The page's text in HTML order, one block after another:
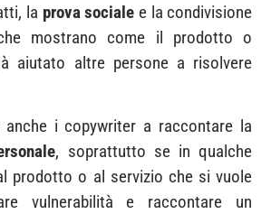
la prova sociale e la condivisione
mostrano come il prodotto o
aiutato altre persone a risolvere
anche i copywriter a raccontare la
, soprattutto se in qualche
prodotto o al servizio che si vuole
vulnerabilità e raccontare un